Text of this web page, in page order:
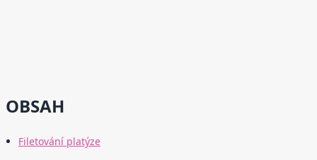
OBSAH
Filetování platýze